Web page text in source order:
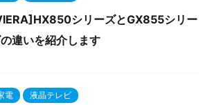
シリーズとGX855シリー
違いを紹介します
電 液晶テレビ